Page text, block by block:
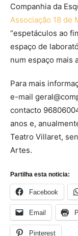
Companhia da
Associação 18 de
“espetáculos ao
espaço de
num espaço mais
Para mais
e-mail
contacto
anos e,
Teatro Villaret,
Artes.
Partilha esta noticia:
Facebook
Email
Pinterest